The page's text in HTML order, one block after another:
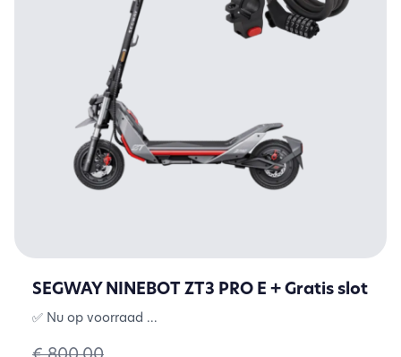
SEGWAY NINEBOT ZT3 PRO E + Gratis slot
✅ Nu op voorraad ...